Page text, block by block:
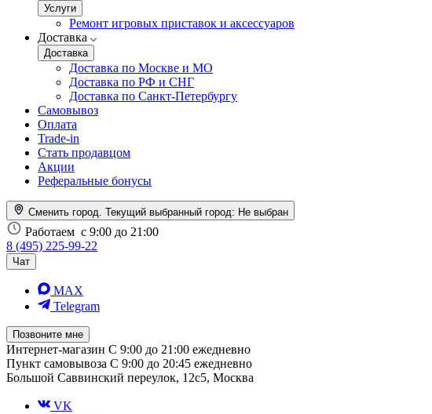
Услуги
Ремонт игровых приставок и аксессуаров
Доставка
Доставка
Доставка по Москве и МО
Доставка по РФ и СНГ
Доставка по Санкт-Петербургу
Самовывоз
Оплата
Trade-in
Стать продавцом
Акции
Реферальные бонусы
Сменить город. Текущий выбранный город: Не выбран
Работаем с 9:00 до 21:00
8 (495) 225-99-22
Чат
MAX
Telegram
Позвоните мне
Интернет-магазин С 9:00 до 21:00 ежедневно
Пункт самовывоза С 9:00 до 20:45 ежедневно
Большой Саввинский переулок, 12с5, Москва
VK